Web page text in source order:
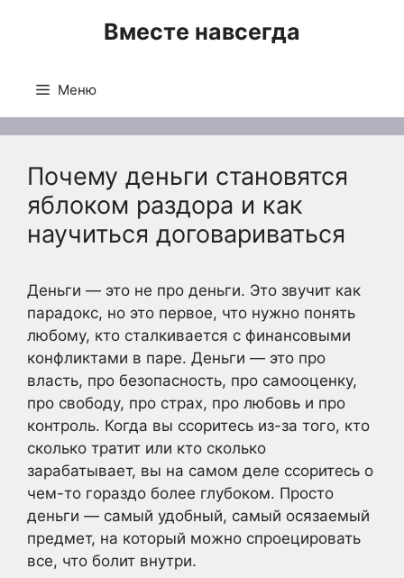
Вместе навсегда
Меню
Почему деньги становятся
яблоком раздора и как
научиться договариваться
Деньги — это не про деньги. Это звучит как
парадокс, но это первое, что нужно понять
любому, кто сталкивается с финансовыми
конфликтами в паре. Деньги — это про
власть, про безопасность, про самооценку,
про свободу, про страх, про любовь и про
контроль. Когда вы ссоритесь из-за того, кто
сколько тратит или кто сколько
зарабатывает, вы на самом деле ссоритесь о
чем-то гораздо более глубоком. Просто
деньги — самый удобный, самый осязаемый
предмет, на который можно спроецировать
все, что болит внутри.